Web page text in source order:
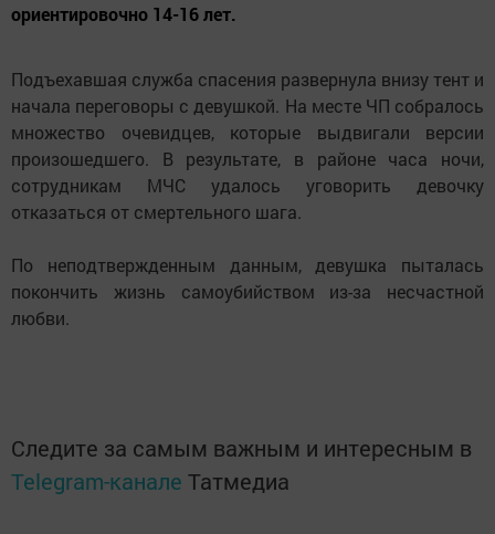
ориентировочно 14-16 лет.
Подъехавшая служба спасения развернула внизу тент и
начала переговоры с девушкой. На месте ЧП собралось
множество очевидцев, которые выдвигали версии
произошедшего. В результате, в районе часа ночи,
сотрудникам МЧС удалось уговорить девочку
отказаться от смертельного шага.
По неподтвержденным данным, девушка пыталась
покончить жизнь самоубийством из-за несчастной
любви.
Следите за самым важным и интересным в
Telegram-канале Татмедиа